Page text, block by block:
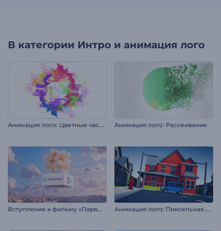
В категории Интро и анимация лого
А
нимация лого: Цветные частицы Анимация лого: Рассеивание
В
ступление к фильму «Парящие воздушные шары» А
нимация лого: Пиксельная аркада